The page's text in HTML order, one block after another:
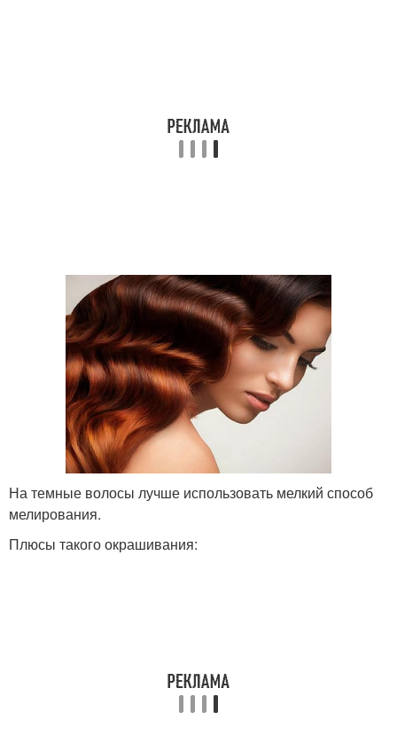
На темные волосы лучше использовать мелкий способ
мелирования.
Плюсы такого окрашивания: